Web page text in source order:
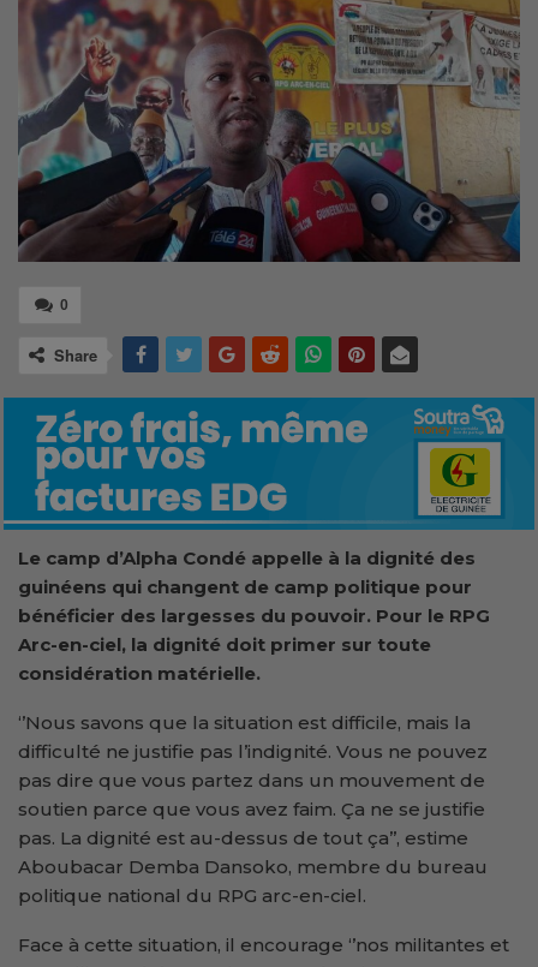
0
Share
Le camp d’Alpha Condé appelle à la dignité des
guinéens qui changent de camp politique pour
bénéficier des largesses du pouvoir. Pour le RPG
Arc-en-ciel, la dignité doit primer sur toute
considération matérielle.
‘’Nous savons que la situation est difficile, mais la
difficulté ne justifie pas l’indignité. Vous ne pouvez
pas dire que vous partez dans un mouvement de
soutien parce que vous avez faim. Ça ne se justifie
pas. La dignité est au-dessus de tout ça’’, estime
Aboubacar Demba Dansoko, membre du bureau
politique national du RPG arc-en-ciel.
Face à cette situation, il encourage ‘’nos militantes et